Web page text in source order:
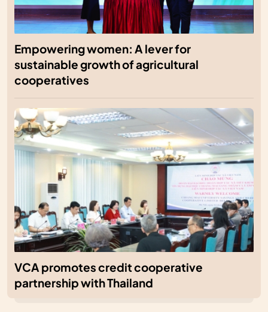
Empowering women: A lever for
sustainable growth of agricultural
cooperatives
VCA promotes credit cooperative
partnership with Thailand